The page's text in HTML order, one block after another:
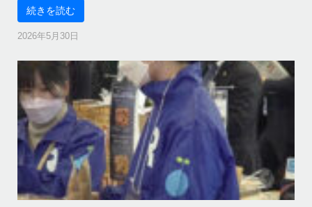
続きを読む
2026年5月30日